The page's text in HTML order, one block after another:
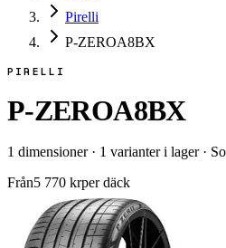
Pirelli
P-ZEROA8BX
PIRELLI
P-ZEROA8BX
1 dimensioner· 1 varianter i lager·
Från5 770 krper däck